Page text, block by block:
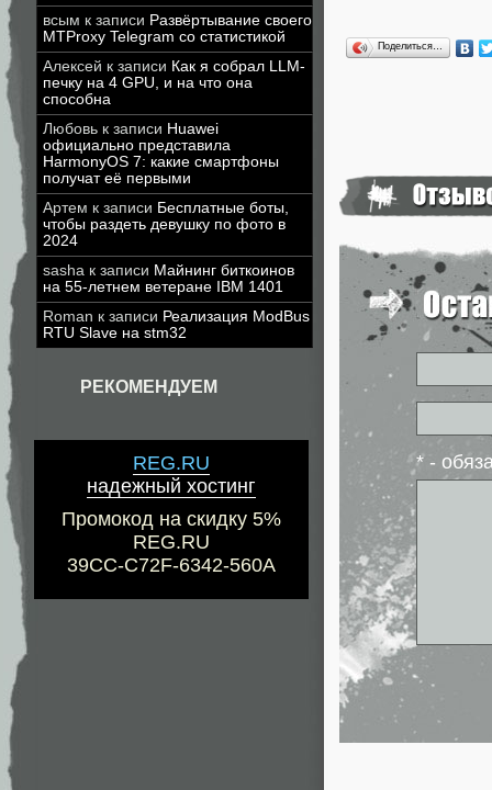
всым к записи Развёртывание своего
MTProxy Telegram со статистикой
Алексей к записи Как я собрал LLM-
печку на 4 GPU, и на что она
способна
Любовь к записи Huawei
официально представила
HarmonyOS 7: какие смартфоны
получат её первыми
Артем к записи Бесплатные боты,
чтобы раздеть девушку по фото в
2024
sasha к записи Майнинг биткоинов
на 55-летнем ветеране IBM 1401
Roman к записи Реализация ModBus
RTU Slave на stm32
РЕКОМЕНДУЕМ
REG.RU
надежный хостинг
Промокод на скидку 5%
REG.RU
39CC-C72F-6342-560A
Поделиться…
* -